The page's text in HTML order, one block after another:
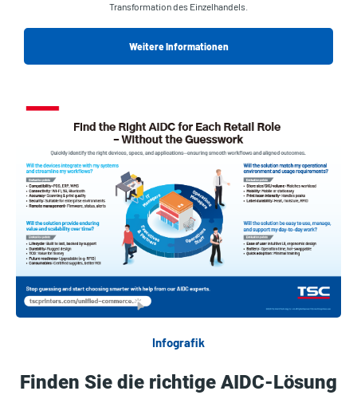
Transformation des Einzelhandels.
Weitere Informationen
Infografik
Finden Sie die richtige AIDC-Lösung